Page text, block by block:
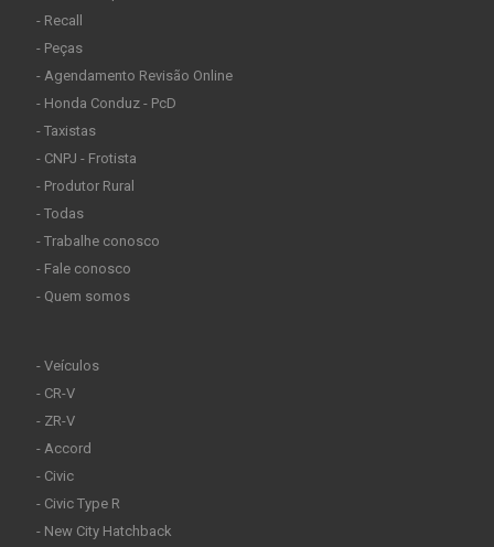
- Recall
- Peças
- Agendamento Revisão Online
- Honda Conduz - PcD
- Taxistas
- CNPJ - Frotista
- Produtor Rural
- Todas
- Trabalhe conosco
- Fale conosco
- Quem somos
- Veículos
- CR-V
- ZR-V
- Accord
- Civic
- Civic Type R
- New City Hatchback